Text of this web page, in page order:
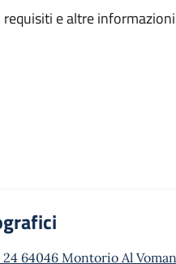
e altre
64046 Montorio Al